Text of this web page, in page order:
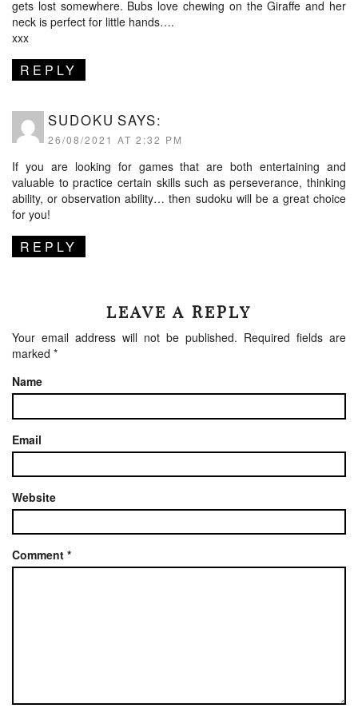
gets lost somewhere. Bubs love chewing on the Giraffe and her
neck is perfect for little hands….
xxx
REPLY
SUDOKU SAYS:
26/08/2021 AT 2:32 PM
If you are looking for games that are both entertaining and
valuable to practice certain skills such as perseverance, thinking
ability, or observation ability… then sudoku will be a great choice
for you!
REPLY
LEAVE A REPLY
Your email address will not be published. Required fields are
marked *
Name
Email
Website
Comment *